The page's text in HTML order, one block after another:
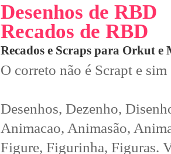
Desenhos de RBD
Recados de RBD
Recados e Scraps para Orkut e
O correto não é Scrapt e
Desenhos, Dezenho,
Animacao, Animasão,
Figure, Figurinha, Figuras.